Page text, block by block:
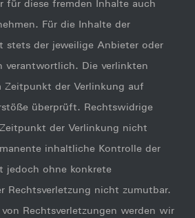
für diese fremden Inhalte auch
Für die Inhalte der
stets der jeweilige Anbieter oder
verantwortlich. Die verlinkten
Zeitpunkt der Verlinkung auf
überprüft. Rechtswidrige
der Verlinkung nicht
inhaltliche Kontrolle der
jedoch ohne konkrete
Rechtsverletzung nicht zumutbar.
Rechtsverletzungen werden wir